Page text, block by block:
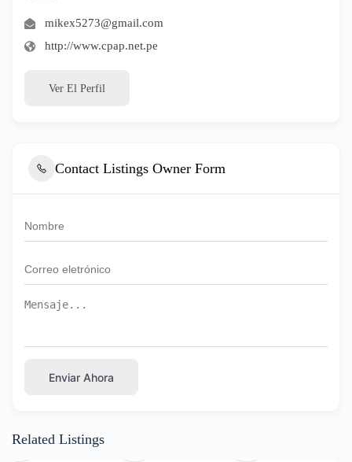
mikex5273@gmail.com
http://www.cpap.net.pe
Ver El Perfil
Contact Listings Owner Form
Enviar Ahora
Related Listings